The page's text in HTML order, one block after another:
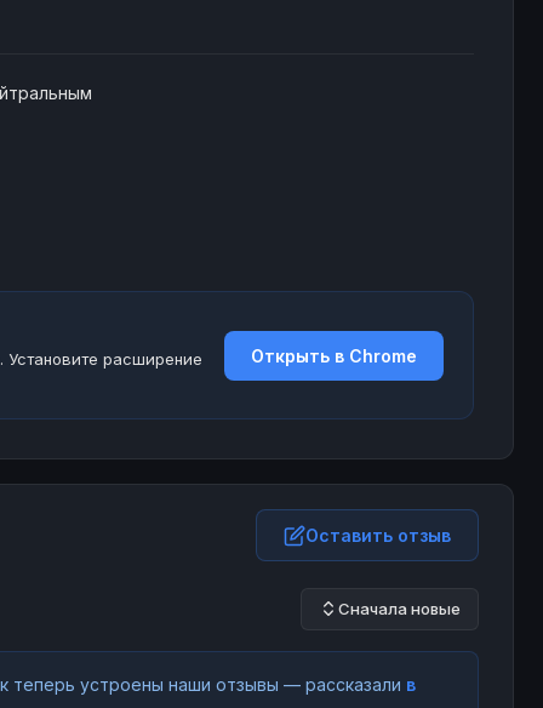
Установите расширение
Открыть в Chrome
Оставить отзыв
Сначала новые
теперь устроены наши отзывы — рассказали в